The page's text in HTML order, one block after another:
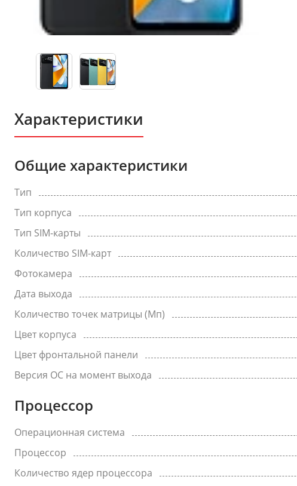
Характеристики
Общие характеристики
Тип
Тип корпуса
Тип SIM-карты
Количество SIM-карт
Фотокамера
Дата выхода
Количество точек матрицы (Мп)
Цвет корпуса
Цвет фронтальной панели
Версия ОС на момент выхода
Процессор
Операционная система
Процессор
Количество ядер процессора